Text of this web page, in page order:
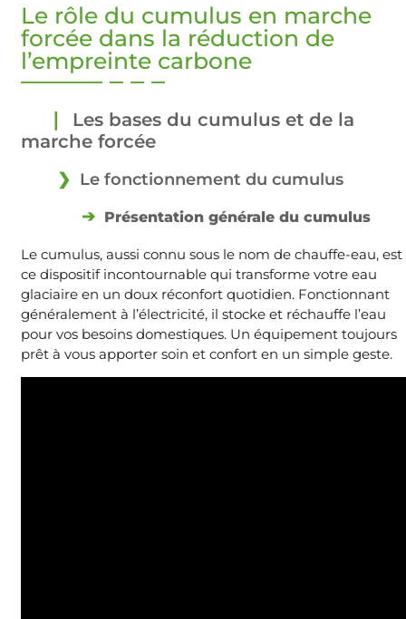
Le rôle du cumulus en marche
forcée dans la réduction de
l’empreinte carbone
Les bases du cumulus et de la
marche forcée
Le fonctionnement du cumulus
Présentation générale du cumulus
Le cumulus, aussi connu sous le nom de chauffe-eau, est
ce dispositif incontournable qui transforme votre eau
glaciaire en un doux réconfort quotidien. Fonctionnant
généralement à l’électricité, il stocke et réchauffe l’eau
pour vos besoins domestiques. Un équipement toujours
prêt à vous apporter soin et confort en un simple geste.